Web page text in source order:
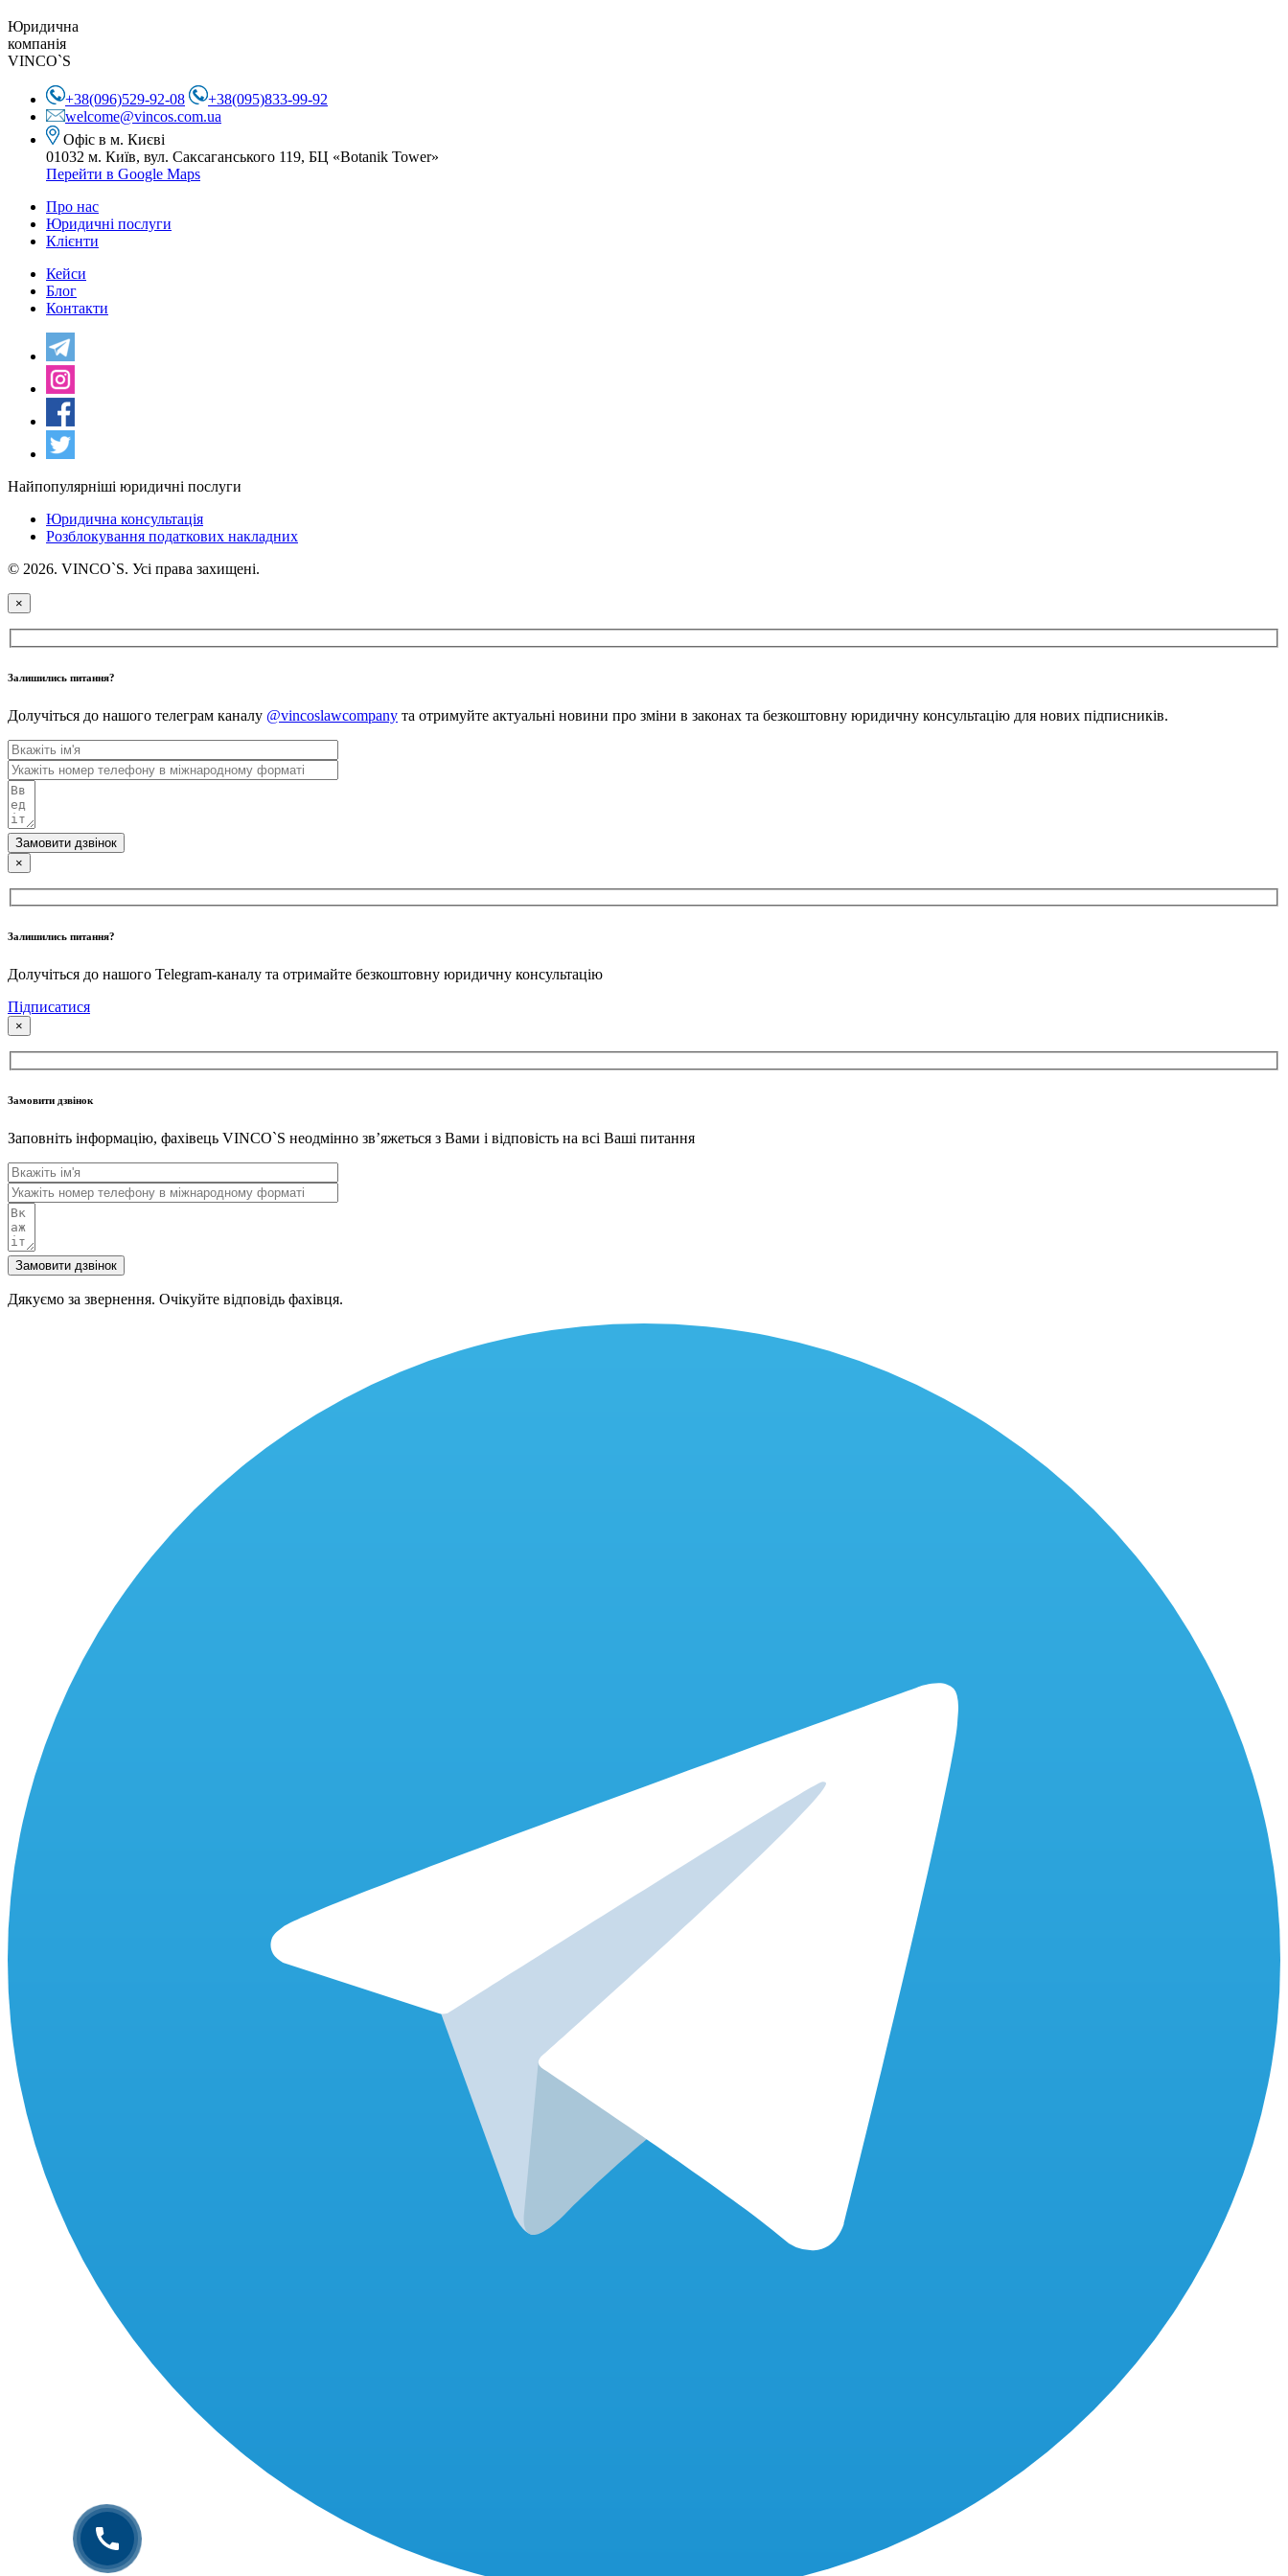
Юридична
компанія
VINCO`S
+38(096)529-92-08
+38(095)833-99-92
welcome@vincos.com.ua
Офіс в м. Києві
01032 м. Київ, вул. Саксаганського 119, БЦ «Botanik Tower»
Перейти в Google Maps
Про нас
Юридичні послуги
Клієнти
Кейси
Блог
Контакти
Найпопулярніші юридичні послуги
Юридична консультація
Розблокування податкових накладних
© 2026. VINCO`S. Усі права захищені.
×
Залишились питання?
Долучіться до нашого телеграм каналу @vincoslawcompany та отримуйте актуальні новини про зміни в законах та безкоштовну юридичну консультацію для нових підписників.
Замовити дзвінок
×
Залишились питання?
Долучіться до нашого Telegram-каналу та отримайте безкоштовну юридичну консультацію
Підписатися
×
Замовити дзвінок
Заповніть інформацію, фахівець VINCO`S неодмінно звʼяжеться з Вами і відповість на всі Ваші питання
Замовити дзвінок
Дякуємо за звернення. Очікуйте відповідь фахівця.